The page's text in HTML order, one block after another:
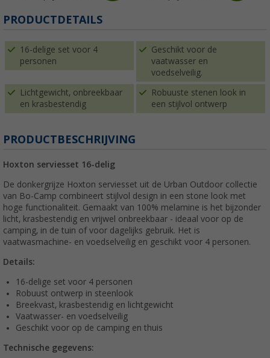
PRODUCTDETAILS
16-delige set voor 4
personen
Geschikt voor de
vaatwasser en
voedselveilig.
Lichtgewicht, onbreekbaar
en krasbestendig
Robuuste stenen look in
een stijlvol ontwerp
PRODUCTBESCHRIJVING
Hoxton serviesset 16-delig
De donkergrijze Hoxton serviesset uit de Urban Outdoor collectie
van Bo-Camp combineert stijlvol design in een stone look met
hoge functionaliteit. Gemaakt van 100% melamine is het bijzonder
licht, krasbestendig en vrijwel onbreekbaar - ideaal voor op de
camping, in de tuin of voor dagelijks gebruik. Het is
vaatwasmachine- en voedselveilig en geschikt voor 4 personen.
Details:
16-delige set voor 4 personen
Robuust ontwerp in steenlook
Breekvast, krasbestendig en lichtgewicht
Vaatwasser- en voedselveilig
Geschikt voor op de camping en thuis
Technische gegevens: